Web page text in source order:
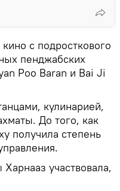
с подросткового
пенджабских
Poo Baran и Bai Ji
кулинарией,
До того, как
получила степень
участвовала,